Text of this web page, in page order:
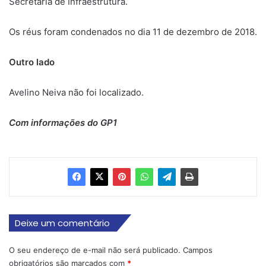
Os réus foram condenados no dia 11 de dezembro de 2018.
Outro lado
Avelino Neiva não foi localizado.
Com informações do GP1
Deixe um comentário
O seu endereço de e-mail não será publicado. Campos
obrigatórios são marcados com *